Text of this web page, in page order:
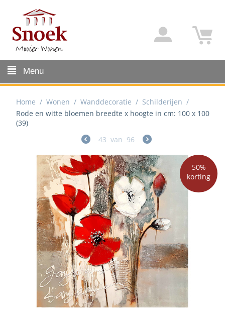
Menu
Home / Wonen / Wanddecoratie / Schilderijen /
Rode en witte bloemen breedte x hoogte in cm: 100 x 100
(39)
43 van 96
50%
korting